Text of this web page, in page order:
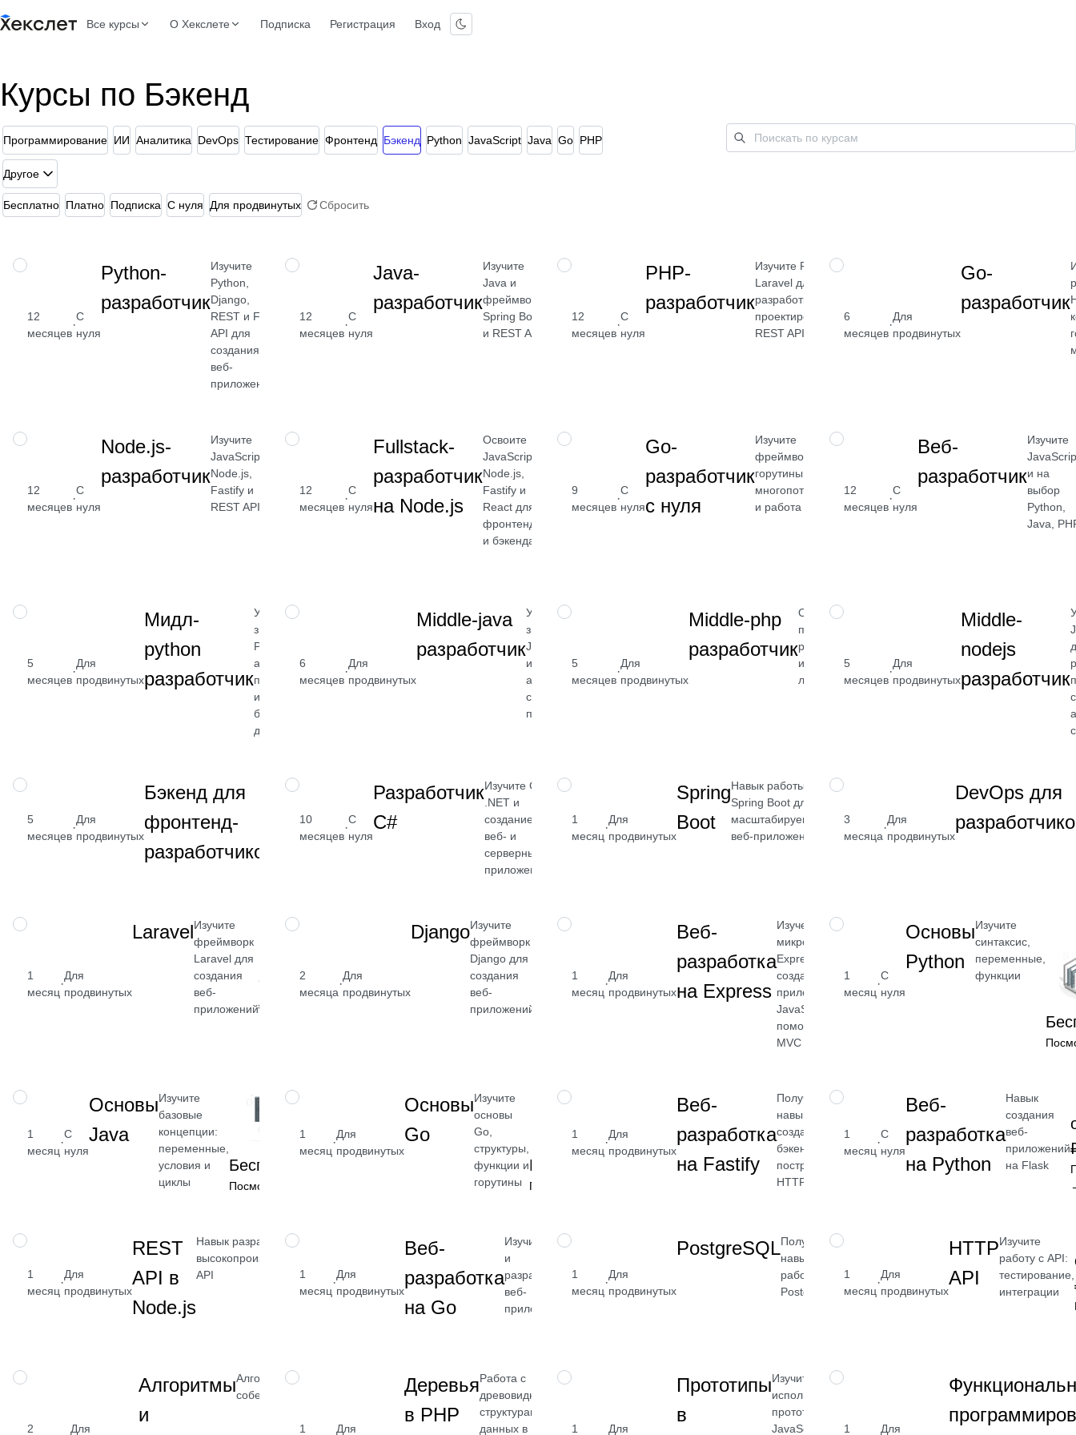
Все курсы О Хекслете Подписка Регистрация Вход
Курсы по Бэкенд
Программирование ИИ Аналитика DevOps Тестирование Фронтенд Бэкенд Python JavaScript Java Go PHP
Другое
Бесплатно Платно Подписка С нуля Для продвинутых Сбросить
ПРОФЕССИЯ
12
месяцев
·
С
нуля
Python-
разработчик
Изучите
Python,
Django,
REST и Fast
API для
создания
веб-
приложений
от 2 400
ПРОФЕССИЯ
12
месяцев
·
С
нуля
Java-
разработчик
Изучите
Java и
фреймворк
Spring Boot
и REST API
от 2 400
ПРОФЕССИЯ
12
месяцев
·
С
нуля
РНР-
разработчик
Изучите PHP и
Laravel для
разработки и
проектирования
REST API
от 2 400
ПРОФЕССИЯ
6
месяцев
·
Для
продвинутых
Go-
разработчик
ПРОФЕССИЯ
12
месяцев
·
С
нуля
Node.js-
разработчик
Изучите
JavaScript,
Node.js,
Fastify и
REST API
от 2 400
ПРОФЕССИЯ
12
месяцев
·
С
нуля
Fullstack-
разработчик
на Node.js
Освоите
JavaScript,
Node.js,
Fastify и
React для
фронтенда
и бэкенда.
от 2 400
ПРОФЕССИЯ
9
месяцев
·
С
нуля
Go-
разработчик
с нуля
Изучите
фреймворк Gin,
горутины,
многопоточность
и работа с API
от 5 650
ПРОФЕССИЯ
12
месяцев
·
С
нуля
Веб-
разработчик
Изучите
и на
выбор
Python,
Java,
ПРОФЕССИЯ
5
месяцев
·
Для
продвинутых
Мидл-
python
разработчик
Углубите
знания
Python,
архитектуры
приложений
и работы с
базами
данных
от 2 400
ПРОФЕССИЯ
6
месяцев
·
Для
продвинутых
Middle-java
разработчик
Углубите
знания
Java, Spring
и
архитектуры
серверных
приложений
от 2 400
ПРОФЕССИЯ
5
месяцев
·
Для
продвинутых
Middle-php
разработчик
Освоите
продвинутую
работу с БД
и серверной
логикой
от 2 400
ПРОФЕССИЯ
5
месяцев
·
Для
продвинутых
Middle-
nodejs
разработчик
с
ПРОФЕССИЯ
5
месяцев
·
Для
продвинутых
Бэкенд для
фронтенд-
разработчиков
Изучите
₽
ПРОФЕССИЯ
10
месяцев
·
С
нуля
Разработчик
C#
Изучите C#,
.NET и
создание
веб- и
серверных
приложений
НАВЫК
1
месяц
·
Для
продвинутых
Spring
Boot
Навык работы с
Spring Boot для
масштабируемых
веб-приложений
ПРОФЕССИЯ
3
месяца
·
Для
продвинутых
DevOps для
НАВЫК
1
месяц
·
Для
продвинутых
LaravelИзучите
фреймворк
Laravel для
создания
веб-
приложений
от 2 400
₽
НАВЫК
2
месяца
·
Для
продвинутых
DjangoИзучите
фреймворк
Django для
создания
веб-
приложений
от 2 400
НАВЫК
1
месяц
·
Для
продвинутых
Веб-
разработка
на Express
Изучение
микрофреймворка
Express для
создания веб-
приложений на
JavaScript с
помощью REST и
MVC
от 2 400
НАВЫК
1
месяц
·
С
нуля
Основы
Python
Изучите
синтаксис,
переменные,
функции
НАВЫК
1
месяц
·
С
нуля
Основы
Java
Изучите
базовые
концепции:
переменные,
условия и
циклы
Бесплатно
Посмотреть →
НАВЫК
1
месяц
·
Для
продвинутых
Основы
Go
Изучите
основы
Go,
структуры,
функции и
горутины
Бесплатно
Посмотреть →
НАВЫК
1
месяц
·
Для
продвинутых
Веб-
разработка
на Fastify
Получите
навык
создания
бэкенда и
построения
HTTP API
₽
НАВЫК
1
месяц
·
С
нуля
Веб-
разработка
на Python
Навык
создания
веб-
приложений
на Flask
НАВЫК
1
месяц
·
Для
продвинутых
REST
API в
Node.js
Навык разработки
высокопроизводительных
API
₽
НАВЫК
1
месяц
·
Для
продвинутых
Веб-
разработка
на Go
Изучите Go
и
разработку
веб-
приложений
₽
НАВЫК
1
месяц
·
Для
продвинутых
PostgreSQLПолучите
навык
работы с
PostgreSQL
₽
НАВЫК
1
месяц
·
Для
продвинутых
HTTP
API
Изучите
работу с API:
тестирование,
интеграции
НАВЫК
2
Для
Алгоритмы
и
Алгоритмы для
собеседований
НАВЫК
1
Для
Деревья
в PHP
Работа с
древовидными
структурами
данных в PHP
НАВЫК
1
Для
Прототипы
в
Изучите, как
использовать
прототипы в
JavaScript
НАВЫК
1
Для